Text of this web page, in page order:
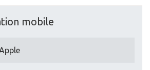
mobile